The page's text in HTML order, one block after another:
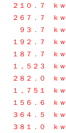
１０．７ ｋｗ
７．７
ｋｗ
９３．７ ｋｗ
２．７
ｋｗ
７．７ ｋｗ
，５２３ ｋｗ
８２．０ ｋｗ
，７５１ ｋｗ
５６．６ ｋｗ
４．５ ｋｗ
１．０ ｋｗ